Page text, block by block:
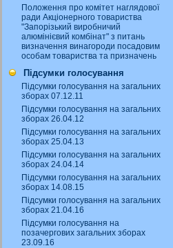
Положення про комітет наглядової
ради Акціонерного товариства
"Запорізький виробничий
алюмінієвий комбінат" з питань
визначення винагороди посадовим
особам товариства та призначень
Підсумки голосування
Підсумки голосування на загальних
зборах 07.12.11
Підсумки голосування на загальних
зборах 26.04.12
Підсумки голосування на загальних
зборах 25.04.13
Підсумки голосування на загальних
зборах 24.04.14
Підсумки голосування на загальних
зборах 14.08.15
Підсумки голосування на загальних
зборах 21.04.16
Підсумки голосування на
позачергових загальних зборах
23.09.16